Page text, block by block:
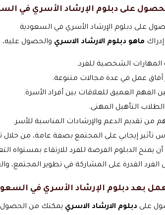
على دبلوم الإرشاد الأسري في
على دبلوم الإرشاد الأسري في السعودية
ماهو دبلوم الارشاد الاسري والحصول عليه،
المهارات الشخصية للفرد.
آفاق عمل في عدة مجالات متنوعة.
الفهم العميق للعلاقات بين أفراد الأسرة.
التأهيل المهنى.
من تقديم الدعم والإرشادات المناسبة للأسر.
تأثير إيجابي على المجتمع بصفة عامة، من خلال
يمنح الدبلوم الفرصة للفرد للارتقاء بمستواه
القدرة على المشاركة في تطوير المجتمع،
بعد دبلوم الإرشاد الأسري في
على دبلوم الارشاد الاسري يمكنك من الحصول